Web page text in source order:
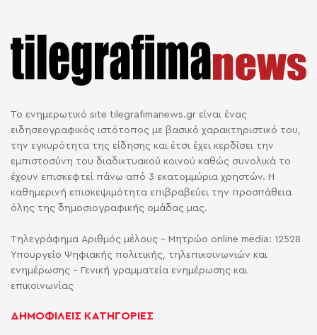
Το ενημερωτικό site tilegrafimanews.gr είναι ένας
ειδησεογραφικός ιστότοπος με βασικό χαρακτηριστικό του,
την εγκυρότητα της είδησης και έτσι έχει κερδίσει την
εμπιστοσύνη του διαδικτυακού κοινού καθώς συνολικά το
έχουν επισκεφτεί πάνω από 3 εκατομμύρια χρηστών. Η
καθημερινή επισκεψιμότητα επιβραβεύει την προσπάθεια
όλης της δημοσιογραφικής ομάδας μας.
Τηλεγράφημα Αριθμός μέλους - Μητρώο online media: 12528
Υπουργείο Ψηφιακής πολιτικής, τηλεπικοινωνιών και
ενημέρωσης - Γενική γραμματεία ενημέρωσης και
επικοινωνίας
ΔΗΜΟΦΙΛΕΙΣ ΚΑΤΗΓΟΡΙΕΣ